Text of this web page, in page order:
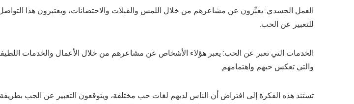
العمل الجسدي: يعبِّرون عن مشاعرهم من خلال اللمس والقبلات والاحتضانات، ويعتبرون هذا
للتعبير عن الحب.
الخدمات التي تعبر عن الحب: يعبر هؤلاء الأشخاص عن مشاعرهم من خلال الأعمال والخدمات اللطيفة
والتي تعكس حبهم واهتمامهم.
تستند هذه الفكرة إلى افتراض أن الناس لديهم لغات حب مختلفة، ويتوقعون التعبير عن الحب بطريقة